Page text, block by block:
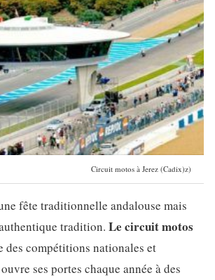
Circuit motos à Jerez (Cadix)z)
fête traditionnelle andalouse mais
tradition. Le circuit motos
des compétitions nationales et
ses portes chaque année à des